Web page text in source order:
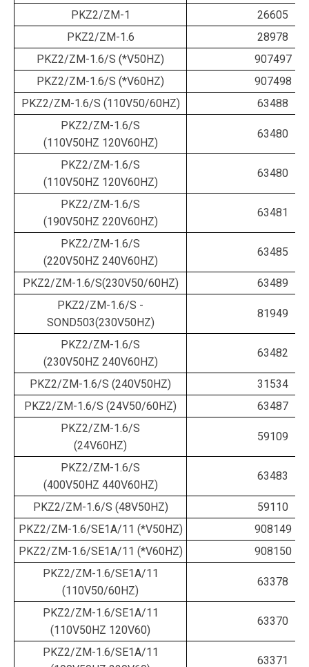
PKZ2/ZM-1
26605
PKZ2/ZM-1.6
28978
PKZ2/ZM-1.6/S (*V50HZ)
907497
PKZ2/ZM-1.6/S (*V60HZ)
907498
PKZ2/ZM-1.6/S (110V50/60HZ)
63488
PKZ2/ZM-1.6/S
(110V50HZ 120V60HZ)
63480
PKZ2/ZM-1.6/S
(110V50HZ 120V60HZ)
63480
PKZ2/ZM-1.6/S
(190V50HZ 220V60HZ)
63481
PKZ2/ZM-1.6/S
(220V50HZ 240V60HZ)
63485
PKZ2/ZM-1.6/S(230V50/60HZ)
63489
PKZ2/ZM-1.6/S -
SOND503(230V50HZ)
81949
PKZ2/ZM-1.6/S
(230V50HZ 240V60HZ)
63482
PKZ2/ZM-1.6/S (240V50HZ)
31534
PKZ2/ZM-1.6/S (24V50/60HZ)
63487
PKZ2/ZM-1.6/S
(24V60HZ)
59109
PKZ2/ZM-1.6/S
(400V50HZ 440V60HZ)
63483
PKZ2/ZM-1.6/S (48V50HZ)
59110
PKZ2/ZM-1.6/SE1A/11 (*V50HZ)
908149
PKZ2/ZM-1.6/SE1A/11 (*V60HZ)
908150
PKZ2/ZM-1.6/SE1A/11
(110V50/60HZ)
63378
PKZ2/ZM-1.6/SE1A/11
(110V50HZ 120V60)
63370
PKZ2/ZM-1.6/SE1A/11
63371